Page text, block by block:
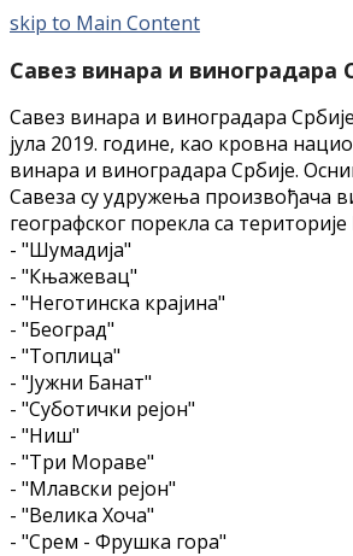
skip to Main Content
Савез винара и виноградара
Савез винара и виноградара
јула 2019. године, као кровна
винара и виноградара Србије.
Савеза су удружења произвођача
географског порекла са
- "Шумадија"
- "Књажевац"
- "Неготинска крајина"
- "Београд"
- "Топлица"
- "Јужни Банат"
- "Суботички рејон"
- "Ниш"
- "Три Мораве"
- "Млавски рејон"
- "Велика Хоча"
- "Срем - Фрушка гора"